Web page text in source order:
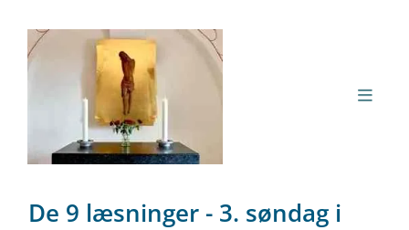
De 9 læsninger - 3. søndag i